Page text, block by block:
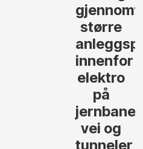
Automasjon
Hålogalandsvegen